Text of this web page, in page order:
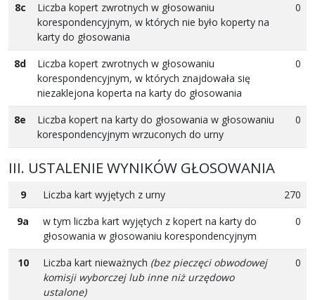
8c
Liczba kopert zwrotnych w głosowaniu
korespondencyjnym, w których nie było koperty na
karty do głosowania
0
8d
Liczba kopert zwrotnych w głosowaniu
korespondencyjnym, w których znajdowała się
niezaklejona koperta na karty do głosowania
0
8e
Liczba kopert na karty do głosowania w głosowaniu
korespondencyjnym wrzuconych do urny
0
III. USTALENIE WYNIKÓW GŁOSOWANIA
9 Liczba kart wyjętych z urny
270
9a
w tym liczba kart wyjętych z kopert na karty do
głosowania w głosowaniu korespondencyjnym
0
10 Liczba kart nieważnych (bez pieczęci obwodowej
komisji wyborczej lub inne niż urzędowo
ustalone)
0